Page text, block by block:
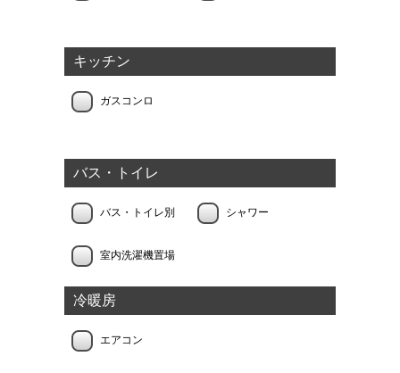
キッチン
ガスコンロ
バス・トイレ
バス・トイレ別 シャワー
室内洗濯機置場
冷暖房
エアコン